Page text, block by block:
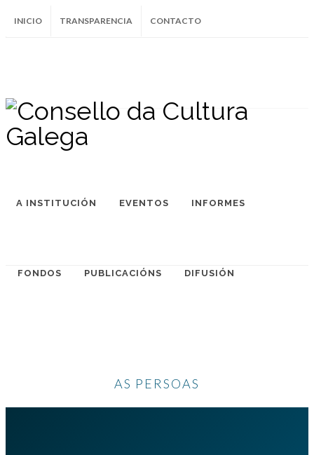
INICIO TRANSPARENCIA CONTACTO
InstagramFacebookTwitter Soundcloud
Youtube
A INSTITUCIÓN EVENTOS INFORMES
FONDOS PUBLICACIÓNS DIFUSIÓN
AS PERSOAS